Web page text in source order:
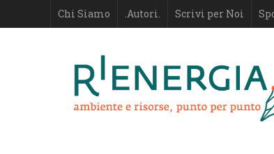
Chi Siamo .Autori. Scrivi per Noi